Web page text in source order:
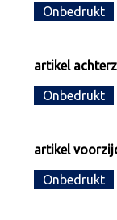
Onbedrukt
artikel
Onbedrukt
artikel
Onbedrukt